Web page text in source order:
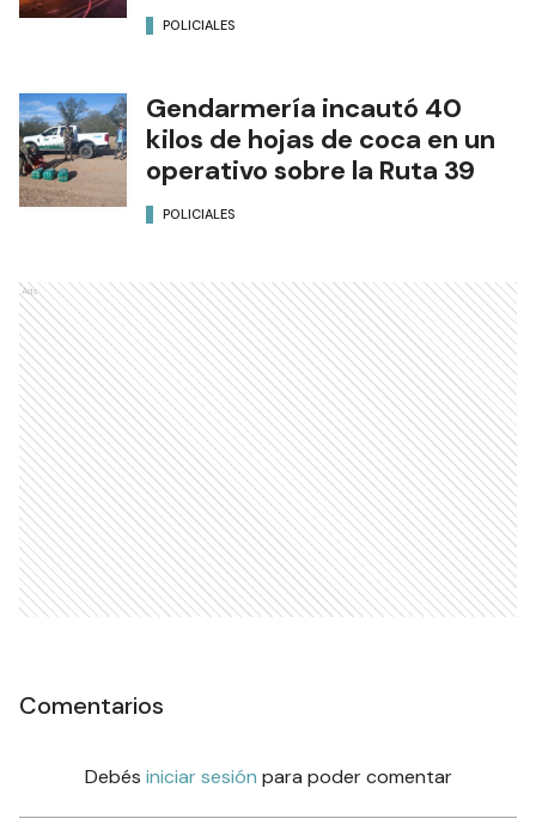
POLICIALES
Gendarmería incautó 40
kilos de hojas de coca en un
operativo sobre la Ruta 39
POLICIALES
Ads
Comentarios
Debés iniciar sesión para poder comentar